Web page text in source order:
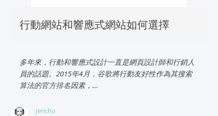
行動網站和響應式網站如何選擇
多年來，行動和響應式設計一直是網頁設計師和行銷人
員的話題。2015年4月，谷歌將行動友好性作為其搜索
算法的官方排名因素，...
Jericho